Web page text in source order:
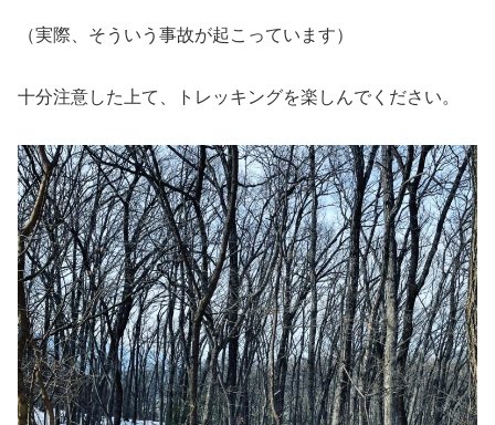
（実際、そういう事故が起こっています）
十分注意した上て、トレッキングを楽しんでください。